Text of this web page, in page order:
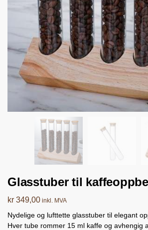
Glasstuber til
kr 349,00 inkl. MVA
Nydelige og lufttette glasstuber til elegant
Hver tube rommer 15 ml kaffe og avhengig